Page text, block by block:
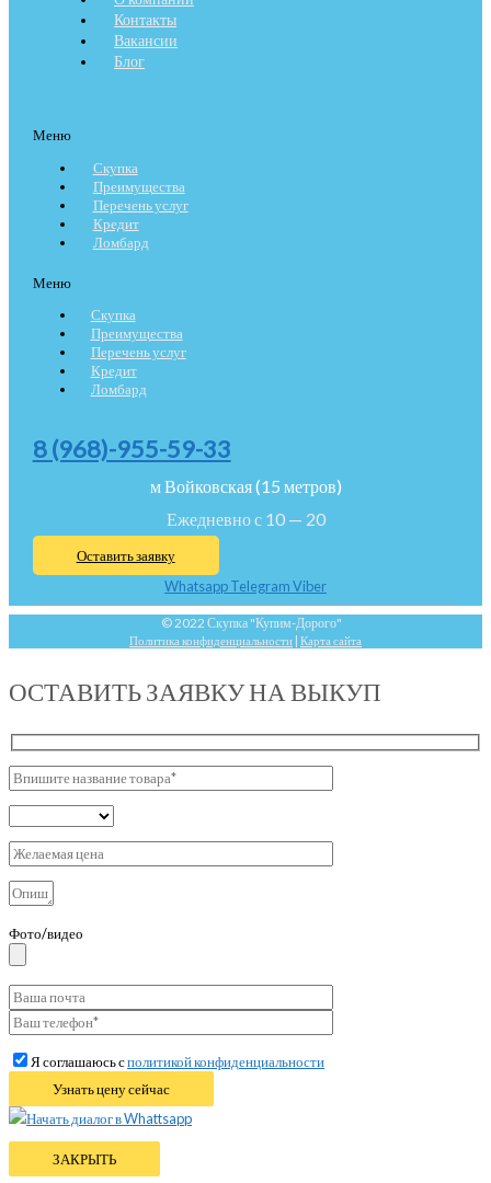
Контакты
Вакансии
Блог
Меню
Скупка
Преимущества
Перечень услуг
Кредит
Ломбард
Меню
Скупка
Преимущества
Перечень услуг
Кредит
Ломбард
8 (968)-955-59-33
м Войковская (15 метров)
Ежедневно с 10 — 20
Оставить заявку
WhatsappTelegramViber
© 2022 Скупка "Купим-Дорого"
Политика конфиденциальности | Карта сайта
ОСТАВИТЬ ЗАЯВКУ НА ВЫКУП
Фото/видео
Я соглашаюсь сполитикой конфиденциальности
Начать диалог в Whattsapp
ЗАКРЫТЬ